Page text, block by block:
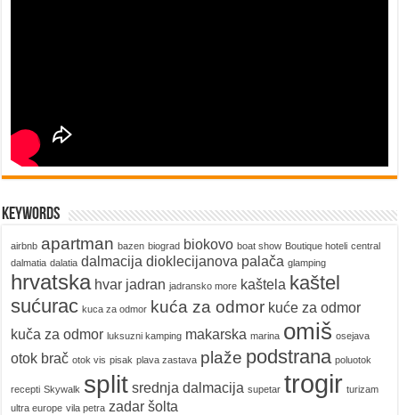
keywords
airbnb apartman bazen biograd biokovo boat show Boutique hoteli central
dalmatia dalatia dalmacija dioklecijanova palača glamping
hrvatska hvar jadran jadransko more kaštela kaštel
sućurac kuca za odmor kuća za odmor kuće za odmor
kuča za odmor luksuzni kamping makarska marina omiš osejava
otok brač otok vis pisak plava zastava plaže podstrana poluotok
recepti Skywalk split srednja dalmacija supetar trogir turizam
ultra europe vila petra zadar šolta